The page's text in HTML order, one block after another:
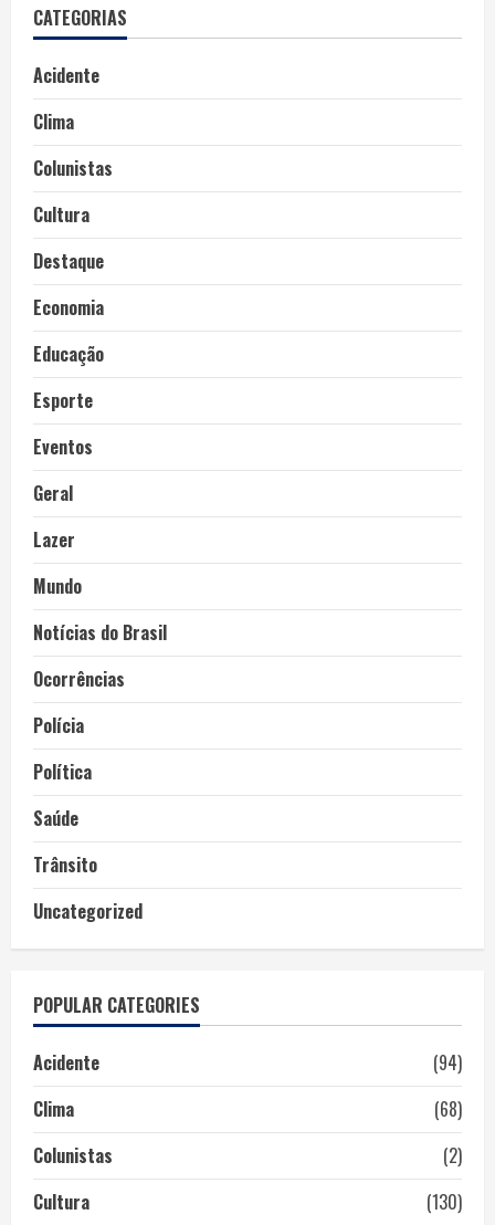
CATEGORIAS
Acidente
Clima
Colunistas
Cultura
Destaque
Economia
Educação
Esporte
Eventos
Geral
Lazer
Mundo
Notícias do Brasil
Ocorrências
Polícia
Política
Saúde
Trânsito
Uncategorized
POPULAR CATEGORIES
Acidente
(94)
Clima
(68)
Colunistas
(2)
Cultura
(130)